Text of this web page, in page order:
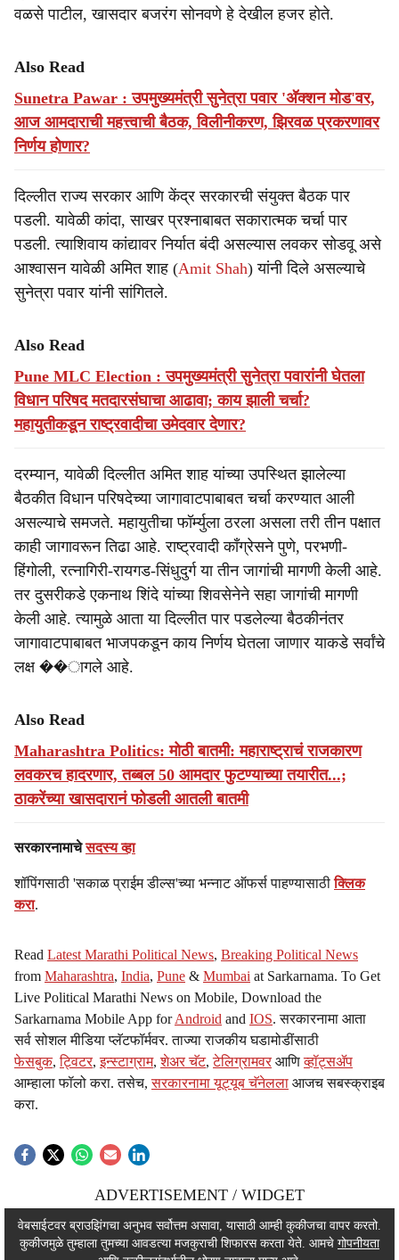
वळसे पाटील, खासदार बजरंग सोनवणे हे देखील हजर होते.
Also Read
Sunetra Pawar : उपमुख्यमंत्री सुनेत्रा पवार 'अ‍ॅक्शन मोड'वर,
आज आमदाराची महत्त्वाची बैठक, विलीनीकरण, झिरवळ प्रकरणावर
निर्णय होणार?
दिल्लीत राज्य सरकार आणि केंद्र सरकारची संयुक्त बैठक पार
पडली. यावेळी कांदा, साखर प्रश्नाबाबत सकारात्मक चर्चा पार
पडली. त्याशिवाय कांद्यावर निर्यात बंदी असल्यास लवकर सोडवू असे
आश्वासन यावेळी अमित शाह (Amit Shah) यांनी दिले असल्याचे
सुनेत्रा पवार यांनी सांगितले.
Also Read
Pune MLC Election : उपमुख्यमंत्री सुनेत्रा पवारांनी घेतला
विधान परिषद मतदारसंघाचा आढावा; काय झाली चर्चा?
महायुतीकडून राष्ट्रवादीचा उमेदवार देणार?
दरम्यान, यावेळी दिल्लीत अमित शाह यांच्या उपस्थित झालेल्या
बैठकीत विधान परिषदेच्या जागावाटपाबाबत चर्चा करण्यात आली
असल्याचे समजते. महायुतीचा फॉर्म्युला ठरला असला तरी तीन पक्षात
काही जागावरून तिढा आहे. राष्ट्रवादी काँग्रेसने पुणे, परभणी-
हिंगोली, रत्नागिरी-रायगड-सिंधुदुर्ग या तीन जागांची मागणी केली आहे.
तर दुसरीकडे एकनाथ शिंदे यांच्या शिवसेनेने सहा जागांची मागणी
केली आहे. त्यामुळे आता या दिल्लीत पार पडलेल्या बैठकीनंतर
जागावाटपाबाबत भाजपकडून काय निर्णय घेतला जाणार याकडे सर्वांचे
लक्ष ��ागले आहे.
Also Read
Maharashtra Politics: मोठी बातमी: महाराष्ट्राचं राजकारण
लवकरच हादरणार, तब्बल 50 आमदार फुटण्याच्या तयारीत...;
ठाकरेंच्या खासदारानं फोडली आतली बातमी
सरकारनामाचेसदस्य व्हा
शॉपिंगसाठी 'सकाळ प्राईम डील्स'च्या भन्नाट ऑफर्स पाहण्यासाठीक्लिक
करा.
Read Latest Marathi Political News, Breaking Political News
from Maharashtra, India, Pune & Mumbai at Sarkarnama. To Get
Live Political Marathi News on Mobile, Download the
Sarkarnama Mobile App forAndroid and IOS. सरकारनामा आता
सर्व सोशल मीडिया प्लॅटफॉर्मवर. ताज्या राजकीय घडामोडींसाठी
फेसबुक,ट्विटर,इन्स्टाग्राम,शेअर चॅट,टेलिग्रामवर आणिव्हॉट्सॲप
आम्हाला फॉलो करा. तसेच,सरकारनामा यूट्यूब चॅनेलला आजच सबस्क्राइब
करा.
ADVERTISEMENT / WIDGET
ADVERTISEMENT / WIDGET
वेबसाईटवर ब्राउझिंगचा अनुभव सर्वोत्तम असावा, यासाठी आम्ही कुकीजचा वापर करतो.
कुकीजमुळे तुम्हाला तुमच्या आवडत्या मजकुराची शिफारस करता येते. आमचे गोपनीयता